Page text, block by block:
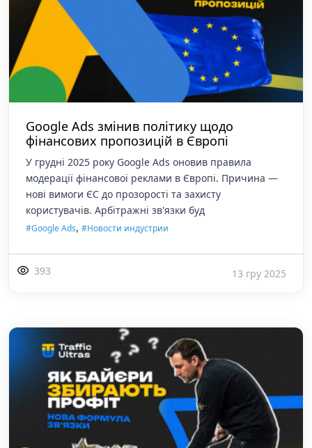
Google Ads змінив політику щодо
фінансових пропозицій в Європі
У грудні 2025 року Google Ads оновив правила
модерації фінансової реклами в Європі. Причина —
нові вимоги ЄС до прозорості та захисту
користувачів. Арбітражні зв'язки буд
#Google Ads, #Новости индустрии
393 13 гру 2025